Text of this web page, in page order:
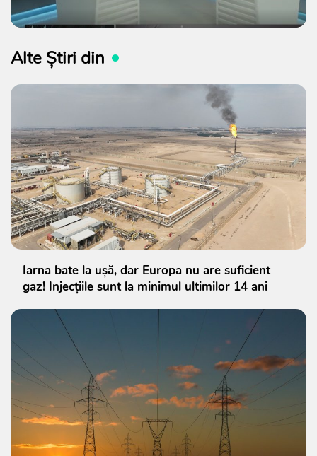
Alte Știri din
Iarna bate la ușă, dar Europa nu are suficient
gaz! Injecțiile sunt la minimul ultimilor 14 ani